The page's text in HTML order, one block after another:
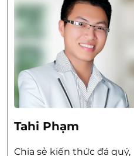
Tahi Phạm
Chia sẻ kiến thức đá quý,